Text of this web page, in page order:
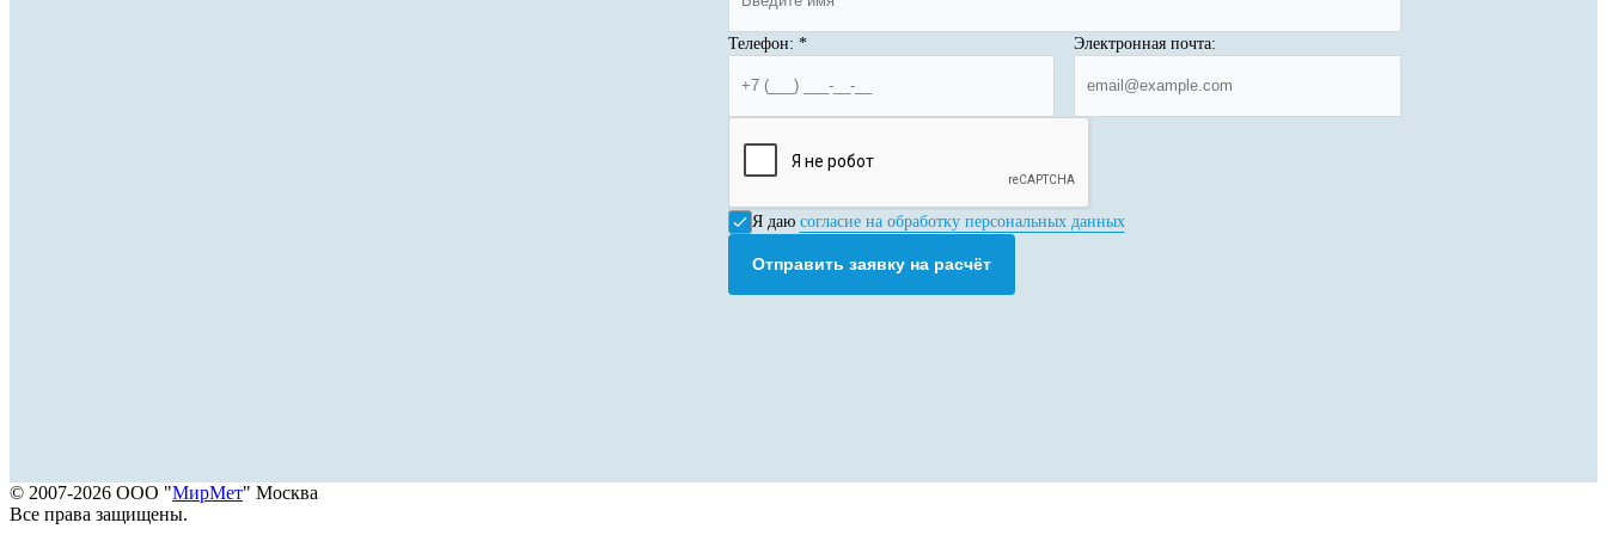
Телефон: * Электронная почта:
Я даю согласие на обработку персональных данных
Отправить заявку на расчёт
© 2007-2026 ООО "МирМет" Москва
Все права защищены.